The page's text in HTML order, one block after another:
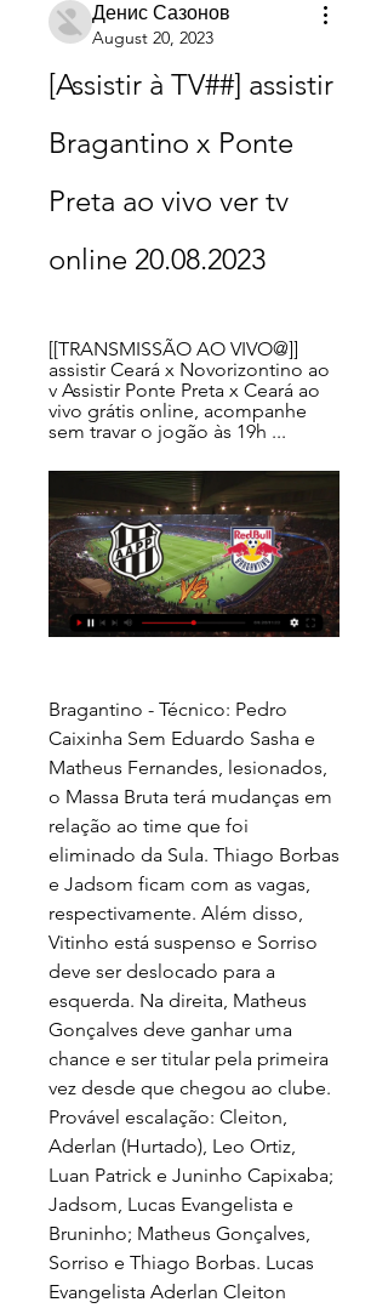
Денис Сазонов
August 20, 2023
[Assistir à TV##] assistir
Bragantino x Ponte
Preta ao vivo ver tv
online 20.08.2023
[[TRANSMISSÃO AO VIVO@]]
assistir Ceará x Novorizontino ao
v Assistir Ponte Preta x Ceará ao
vivo grátis online, acompanhe
sem travar o jogão às 19h ...
Bragantino - Técnico: Pedro
Caixinha Sem Eduardo Sasha e
Matheus Fernandes, lesionados,
o Massa Bruta terá mudanças em
relação ao time que foi
eliminado da Sula. Thiago Borbas
e Jadsom ficam com as vagas,
respectivamente. Além disso,
Vitinho está suspenso e Sorriso
deve ser deslocado para a
esquerda. Na direita, Matheus
Gonçalves deve ganhar uma
chance e ser titular pela primeira
vez desde que chegou ao clube.
Provável escalação: Cleiton,
Aderlan (Hurtado), Leo Ortiz,
Luan Patrick e Juninho Capixaba;
Jadsom, Lucas Evangelista e
Bruninho; Matheus Gonçalves,
Sorriso e Thiago Borbas. Lucas
Evangelista Aderlan Cleiton